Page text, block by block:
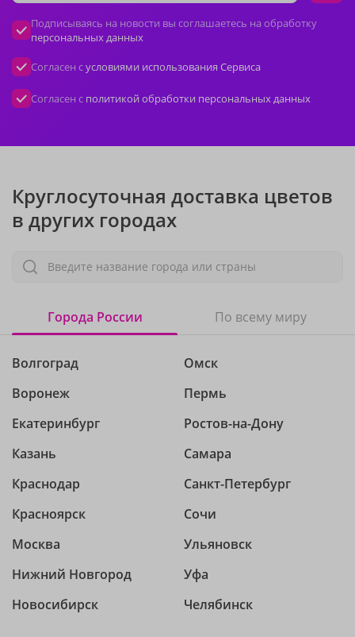
Подписываясь на новости вы соглашаетесь на обработку
персональных данных
Согласен сусловиями использования Сервиса
Согласен с политикой обработки персональных данных
Круглосуточная доставка цветов
в других городах
Введите название города или страны
Города России По всему миру
Волгоград
Воронеж
Екатеринбург
Казань
Краснодар
Красноярск
Москва
Нижний Новгород
Новосибирск
Омск
Пермь
Ростов-на-Дону
Самара
Санкт-Петербург
Сочи
Ульяновск
Уфа
Челябинск